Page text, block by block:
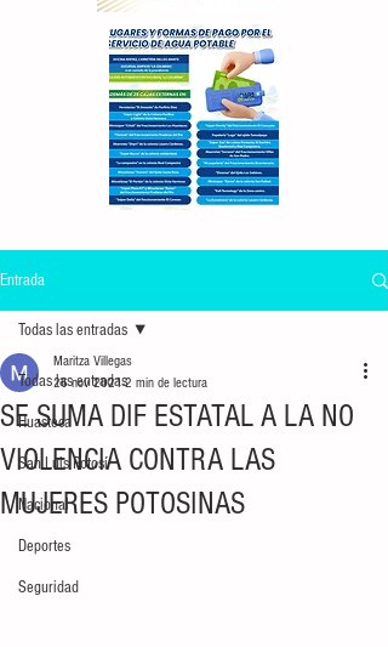
Entrada
Todas las entradas
Huasteca
San Luis Potosí
Nacional
Deportes
Seguridad
Todas las entradas
SE SUMA DIF ESTATAL A LA NO
VIOLENCIA CONTRA LAS
MUJERES POTOSINAS
Maritza Villegas
26 nov 20212 min de lectura